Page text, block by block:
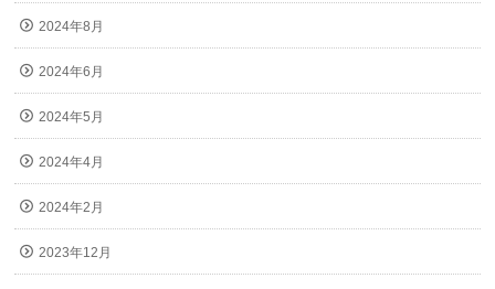
2024年8月
2024年6月
2024年5月
2024年4月
2024年2月
2023年12月